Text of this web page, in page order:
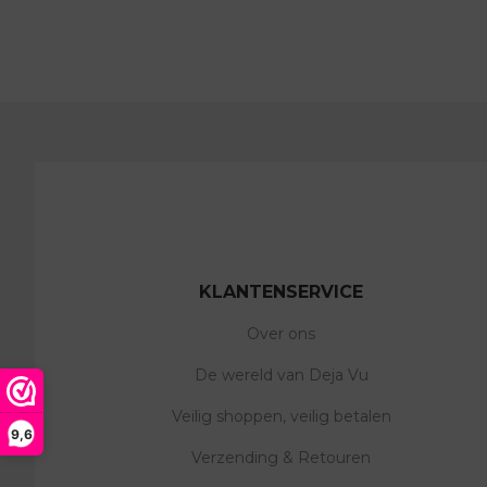
9,6
KLANTENSERVICE
Over ons
De wereld van Deja Vu
Veilig shoppen, veilig betalen
Verzending & Retouren